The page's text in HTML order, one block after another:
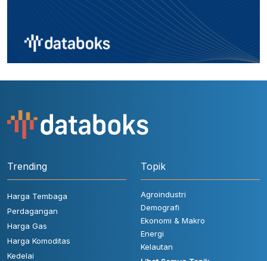
Trending
Harga Tembaga
Perdagangan
Harga Gas
Harga Komoditas
Kedelai
Topik
Agroindustri
Demografi
Ekonomi & Makro
Energi
Kelautan